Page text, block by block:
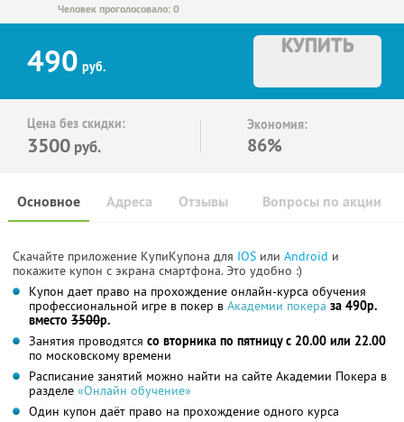
Человек проголосовало: 0
490 руб.
КУПИТЬ
Цена без скидки:
3500 руб.
Экономия:
86%
Основное Отзывы Вопросы по акции
Адреса
Скачайте приложение КупиКупона для IOS или Android и
покажите купон с экрана смартфона. Это удобно :)
Купон дает право на прохождение онлайн-курса обучения
профессиональной игре в покер в Академии покера за 490р.
вместо 3500р.
Занятия проводятся со вторника по пятницу с 20.00 или 22.00
по московскому времени
Расписание занятий можно найти на сайте Академии Покера в
разделе «Онлайн обучение»
Один купон даёт право на прохождение одного курса